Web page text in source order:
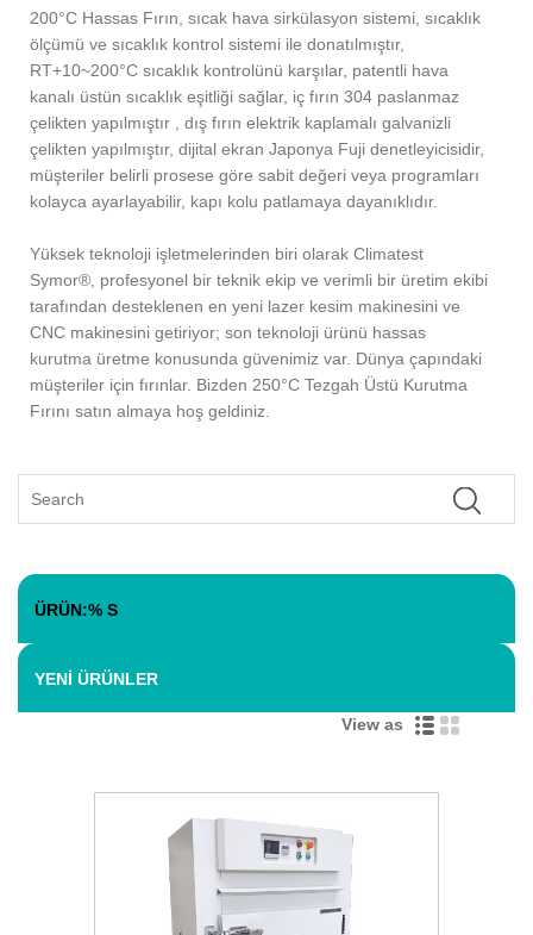
200°C Hassas Fırın, sıcak hava sirkülasyon sistemi, sıcaklık
ölçümü ve sıcaklık kontrol sistemi ile donatılmıştır,
RT+10~200°C sıcaklık kontrolünü karşılar, patentli hava
kanalı üstün sıcaklık eşitliği sağlar, iç fırın 304 paslanmaz
çelikten yapılmıştır , dış fırın elektrik kaplamalı galvanizli
çelikten yapılmıştır, dijital ekran Japonya Fuji denetleyicisidir,
müşteriler belirli prosese göre sabit değeri veya programları
kolayca ayarlayabilir, kapı kolu patlamaya dayanıklıdır.
Yüksek teknoloji işletmelerinden biri olarak Climatest
Symor®, profesyonel bir teknik ekip ve verimli bir üretim ekibi
tarafından desteklenen en yeni lazer kesim makinesini ve
CNC makinesini getiriyor; son teknoloji ürünü hassas
kurutma üretme konusunda güvenimiz var. Dünya çapındaki
müşteriler için fırınlar. Bizden 250°C Tezgah Üstü Kurutma
Fırını satın almaya hoş geldiniz.
ÜRÜN:% S
YENI ÜRÜNLER
View as